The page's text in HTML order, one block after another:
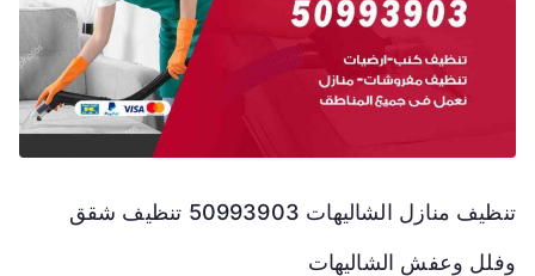
تنظيف منازل الشاليهات 50993903 تنظيف شقق
وفلل وعفش الشاليهات